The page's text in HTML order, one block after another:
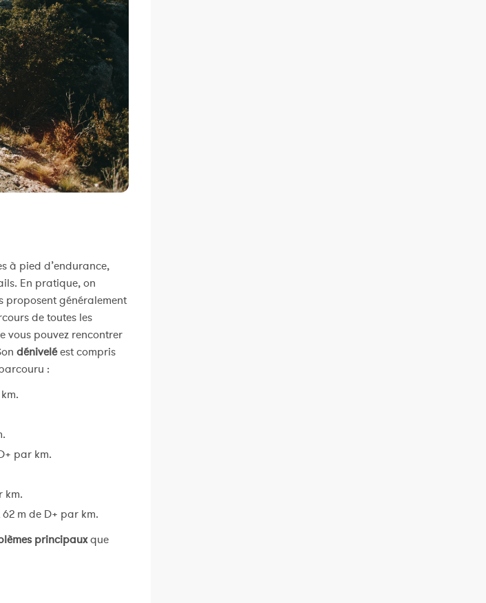
à pied d’endurance,
En pratique, on
proposent généralement
de toutes les
vous pouvez rencontrer
déniveléest compris
:
par km.
km.
62 m de D+ par km.
principauxque